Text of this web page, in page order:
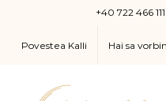
content
+40 722 466 111
Povestea Kalli Hai sa